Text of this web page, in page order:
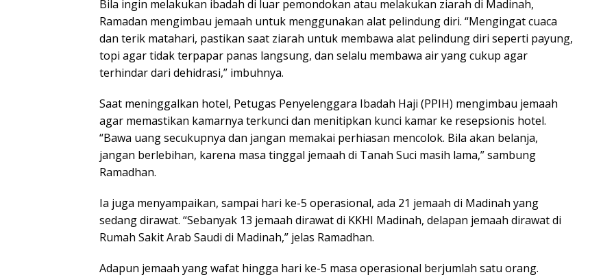
Bila ingin melakukan ibadah di luar pemondokan atau melakukan ziarah di Madinah,
Ramadan mengimbau jemaah untuk menggunakan alat pelindung diri. “Mengingat cuaca
dan terik matahari, pastikan saat ziarah untuk membawa alat pelindung diri seperti payung,
topi agar tidak terpapar panas langsung, dan selalu membawa air yang cukup agar
terhindar dari dehidrasi,” imbuhnya.
Saat meninggalkan hotel, Petugas Penyelenggara Ibadah Haji (PPIH) mengimbau jemaah
agar memastikan kamarnya terkunci dan menitipkan kunci kamar ke resepsionis hotel.
“Bawa uang secukupnya dan jangan memakai perhiasan mencolok. Bila akan belanja,
jangan berlebihan, karena masa tinggal jemaah di Tanah Suci masih lama,” sambung
Ramadhan.
Ia juga menyampaikan, sampai hari ke-5 operasional, ada 21 jemaah di Madinah yang
sedang dirawat. “Sebanyak 13 jemaah dirawat di KKHI Madinah, delapan jemaah dirawat di
Rumah Sakit Arab Saudi di Madinah,” jelas Ramadhan.
Adapun jemaah yang wafat hingga hari ke-5 masa operasional berjumlah satu orang.